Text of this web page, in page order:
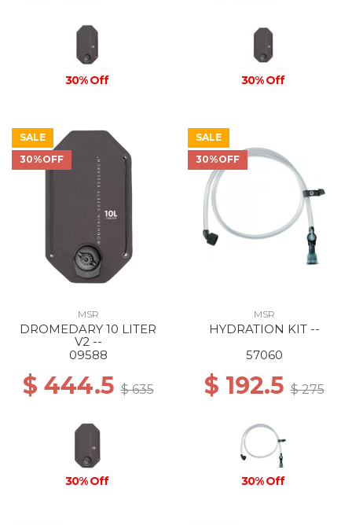
30% Off 30% Off
SALE
30%OFF
MSR
DROMEDARY 10 LITER
V2 --
09588
$ 444.5$ 635
30% Off
SALE
30%OFF
MSR
HYDRATION KIT --
57060
$ 192.5$ 275
30% Off